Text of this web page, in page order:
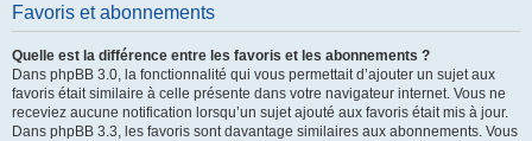
Favoris et abonnements
Quelle est la différence entre les favoris et les abonnements ?
Dans phpBB 3.0, la fonctionnalité qui vous permettait d’ajouter un sujet aux
favoris était similaire à celle présente dans votre navigateur internet. Vous ne
receviez aucune notification lorsqu’un sujet ajouté aux favoris était mis à jour.
Dans phpBB 3.3, les favoris sont davantage similaires aux abonnements. Vous